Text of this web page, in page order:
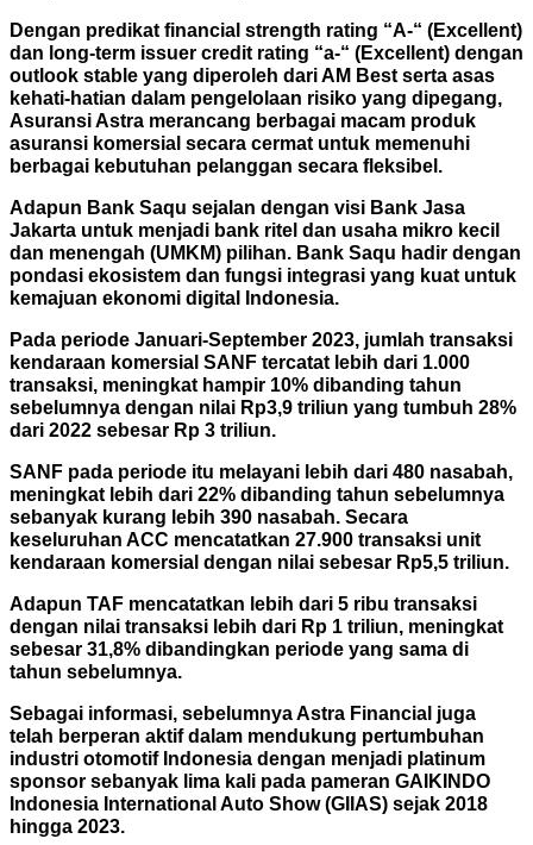
Dengan predikat financial strength rating “A-“ (Excellent)
dan long-term issuer credit rating “a-“ (Excellent) dengan
outlook stable yang diperoleh dari AM Best serta asas
kehati-hatian dalam pengelolaan risiko yang dipegang,
Asuransi Astra merancang berbagai macam produk
asuransi komersial secara cermat untuk memenuhi
berbagai kebutuhan pelanggan secara fleksibel.
Adapun Bank Saqu sejalan dengan visi Bank Jasa
Jakarta untuk menjadi bank ritel dan usaha mikro kecil
dan menengah (UMKM) pilihan. Bank Saqu hadir dengan
pondasi ekosistem dan fungsi integrasi yang kuat untuk
kemajuan ekonomi digital Indonesia.
Pada periode Januari-September 2023, jumlah transaksi
kendaraan komersial SANF tercatat lebih dari 1.000
transaksi, meningkat hampir 10% dibanding tahun
sebelumnya dengan nilai Rp3,9 triliun yang tumbuh 28%
dari 2022 sebesar Rp 3 triliun.
SANF pada periode itu melayani lebih dari 480 nasabah,
meningkat lebih dari 22% dibanding tahun sebelumnya
sebanyak kurang lebih 390 nasabah. Secara
keseluruhan ACC mencatatkan 27.900 transaksi unit
kendaraan komersial dengan nilai sebesar Rp5,5 triliun.
Adapun TAF mencatatkan lebih dari 5 ribu transaksi
dengan nilai transaksi lebih dari Rp 1 triliun, meningkat
sebesar 31,8% dibandingkan periode yang sama di
tahun sebelumnya.
Sebagai informasi, sebelumnya Astra Financial juga
telah berperan aktif dalam mendukung pertumbuhan
industri otomotif Indonesia dengan menjadi platinum
sponsor sebanyak lima kali pada pameran GAIKINDO
Indonesia International Auto Show (GIIAS) sejak 2018
hingga 2023.